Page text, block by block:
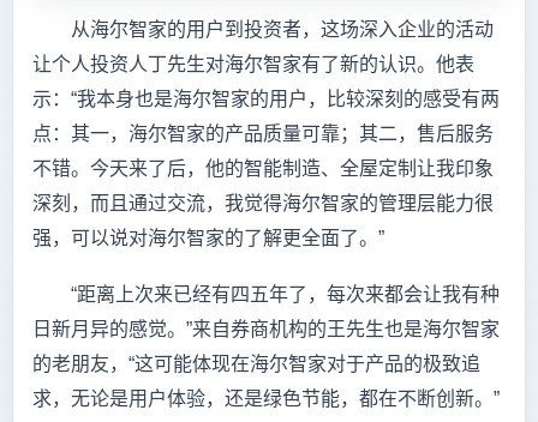
从海尔智家的用户到投资者，这场深入企业的活动
让个人投资人丁先生对海尔智家有了新的认识。他表
示：“我本身也是海尔智家的用户，比较深刻的感受有两
点：其一，海尔智家的产品质量可靠；其二，售后服务
不错。今天来了后，他的智能制造、全屋定制让我印象
深刻，而且通过交流，我觉得海尔智家的管理层能力很
强，可以说对海尔智家的了解更全面了。”
“距离上次来已经有四五年了，每次来都会让我有种
日新月异的感觉。”来自券商机构的王先生也是海尔智家
的老朋友，“这可能体现在海尔智家对于产品的极致追
求，无论是用户体验，还是绿色节能，都在不断创新。”